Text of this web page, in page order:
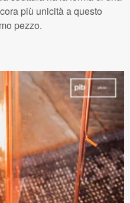
più unicità a questo
pezzo.